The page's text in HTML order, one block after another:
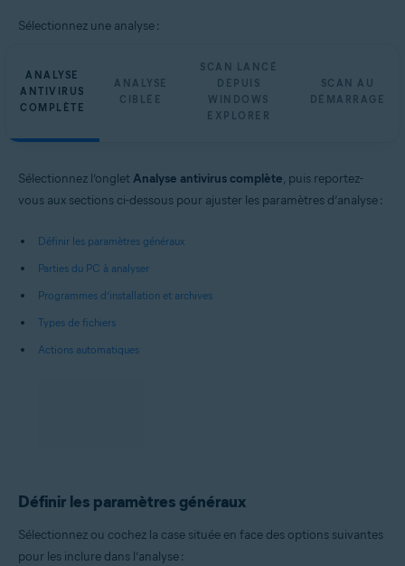
Sélectionnez une analyse :
ANALYSE
ANTIVIRUS
COMPLÈTE
ANALYSE
CIBLÉE
SCAN LANCÉ
DEPUIS
WINDOWS
EXPLORER
SCAN AU
DÉMARRAGE
Sélectionnez l’ongletAnalyse antivirus complète, puis reportez-
vous aux sections ci-dessous pour ajuster les paramètres d’analyse :
Définir les paramètres généraux
Parties du PC à analyser
Programmes d’installation et archives
Types de fichiers
Actions automatiques
Définir les paramètres généraux
Sélectionnez ou cochez la case située en face des options suivantes
pour les inclure dans l’analyse :